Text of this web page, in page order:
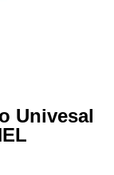
Univesal